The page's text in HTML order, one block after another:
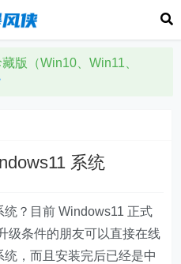
版（Win10、Win11、
系统
？目前 Windows11 正式
级条件的朋友可以直接在线
，而且安装完后已经是中